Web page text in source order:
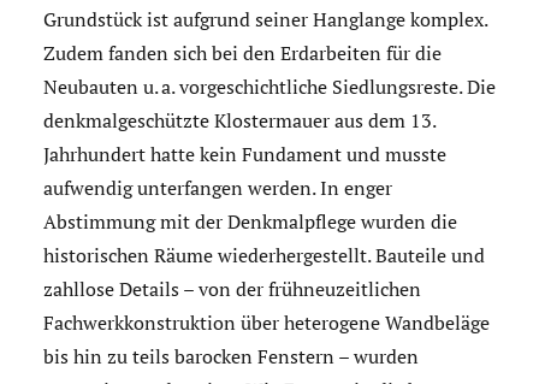
Grundstück ist aufgrund seiner Hanglange komplex.
Zudem fanden sich bei den Erdarbeiten für die
Neubauten u. a. vorgeschichtliche Siedlungsreste. Die
denkmalgeschützte Klostermauer aus dem 13.
Jahrhundert hatte kein Fundament und musste
aufwendig unterfangen werden. In enger
Abstimmung mit der Denkmalpflege wurden die
historischen Räume wiederhergestellt. Bauteile und
zahllose Details – von der frühneuzeitlichen
Fachwerkkonstruktion über heterogene Wandbeläge
bis hin zu teils barocken Fenstern – wurden